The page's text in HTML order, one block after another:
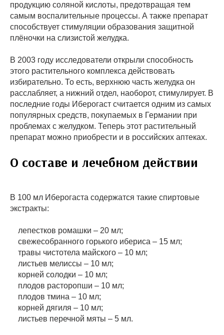
продукцию соляной кислоты, предотвращая тем
самым воспалительные процессы. А также препарат
способствует стимуляции образования защитной
плёночки на слизистой желудка.
В 2003 году исследователи открыли способность
этого растительного комплекса действовать
избирательно. То есть, верхнюю часть желудка он
расслабляет, а нижний отдел, наоборот, стимулирует. В
последние годы Иберогаст считается одним из самых
популярных средств, покупаемых в Германии при
проблемах с желудком. Теперь этот растительный
препарат можно приобрести и в российских аптеках.
О составе и лечебном действии
В 100 мл Иберогаста содержатся такие спиртовые
экстракты:
лепестков ромашки – 20 мл;
свежесобранного горького ибериса – 15 мл;
травы чистотела майского – 10 мл;
листьев мелиссы – 10 мл;
корней солодки – 10 мл;
плодов расторопши – 10 мл;
плодов тмина – 10 мл;
корней дягиля – 10 мл;
листьев перечной мяты – 5 мл.